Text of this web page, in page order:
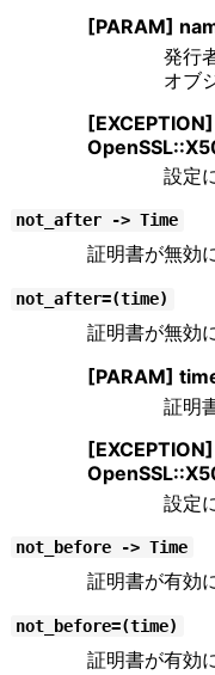
[PARAM]
発行
オブ
[EXCEPTION]
設定
not_after -> Time
証明書が無効
not_after=(time)
証明書が無効
[PARAM]
証明
[EXCEPTION]
設定
not_before -> Time
証明書が有効
not_before=(time)
証明書が有効